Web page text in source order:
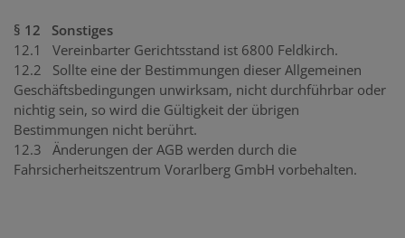
§ 12 Sonstiges
12.1 Vereinbarter Gerichtsstand ist 6800 Feldkirch.
12.2 Sollte eine der Bestimmungen dieser Allgemeinen
Geschäftsbedingungen unwirksam, nicht durchführbar oder
nichtig sein, so wird die Gültigkeit der übrigen
Bestimmungen nicht berührt.
12.3 Änderungen der AGB werden durch die
Fahrsicherheitszentrum Vorarlberg GmbH vorbehalten.